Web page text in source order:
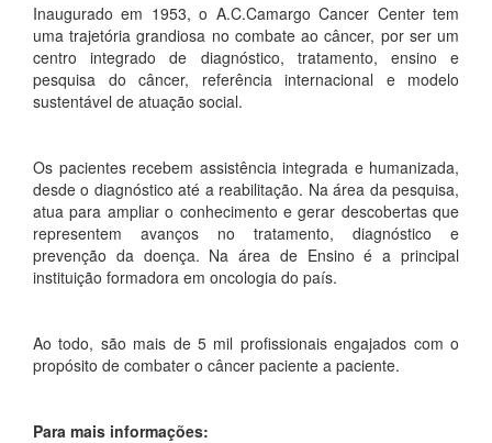
Inaugurado em 1953, o A.C.Camargo Cancer Center tem
uma trajetória grandiosa no combate ao câncer, por ser um
centro integrado de diagnóstico, tratamento, ensino e
pesquisa do câncer, referência internacional e modelo
sustentável de atuação social.
Os pacientes recebem assistência integrada e humanizada,
desde o diagnóstico até a reabilitação. Na área da pesquisa,
atua para ampliar o conhecimento e gerar descobertas que
representem avanços no tratamento, diagnóstico e
prevenção da doença. Na área de Ensino é a principal
instituição formadora em oncologia do país.
Ao todo, são mais de 5 mil profissionais engajados com o
propósito de combater o câncer paciente a paciente.
Para mais informações: